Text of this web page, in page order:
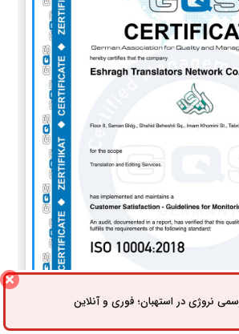
نروژی در استهبان؛ فوری و آنلاینثبت سفارش